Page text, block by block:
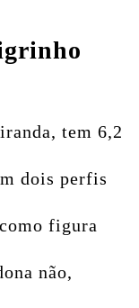
tem 6,2
dois perfis
figura
não,